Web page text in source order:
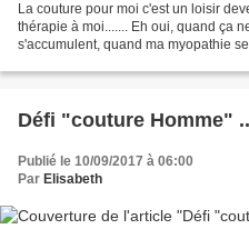
La couture pour moi c'est un loisir
thérapie à moi....... Eh oui, quand ça
s'accumulent, quand ma myopathie
Défi "couture Homme"
Publié le 10/09/2017 à 06:00
Par Elisabeth